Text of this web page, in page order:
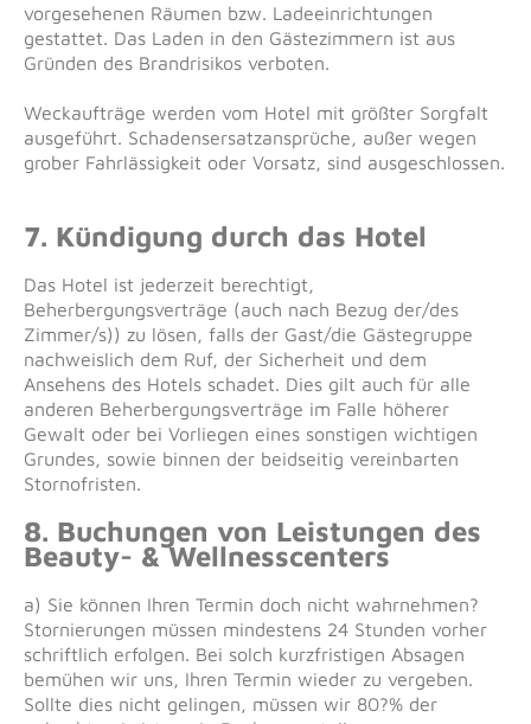
vorgesehenen Räumen bzw. Ladeeinrichtungen
gestattet. Das Laden in den Gästezimmern ist aus
Gründen des Brandrisikos verboten.
Weckaufträge werden vom Hotel mit größter Sorgfalt
ausgeführt. Schadensersatzansprüche, außer wegen
grober Fahrlässigkeit oder Vorsatz, sind ausgeschlossen.
7. Kündigung durch das Hotel
Das Hotel ist jederzeit berechtigt,
Beherbergungsverträge (auch nach Bezug der/des
Zimmer/s)) zu lösen, falls der Gast/die Gästegruppe
nachweislich dem Ruf, der Sicherheit und dem
Ansehens des Hotels schadet. Dies gilt auch für alle
anderen Beherbergungsverträge im Falle höherer
Gewalt oder bei Vorliegen eines sonstigen wichtigen
Grundes, sowie binnen der beidseitig vereinbarten
Stornofristen.
8. Buchungen von Leistungen des
Beauty- & Wellnesscenters
a) Sie können Ihren Termin doch nicht wahrnehmen?
Stornierungen müssen mindestens 24 Stunden vorher
schriftlich erfolgen. Bei solch kurzfristigen Absagen
bemühen wir uns, Ihren Termin wieder zu vergeben.
Sollte dies nicht gelingen, müssen wir 80?% der